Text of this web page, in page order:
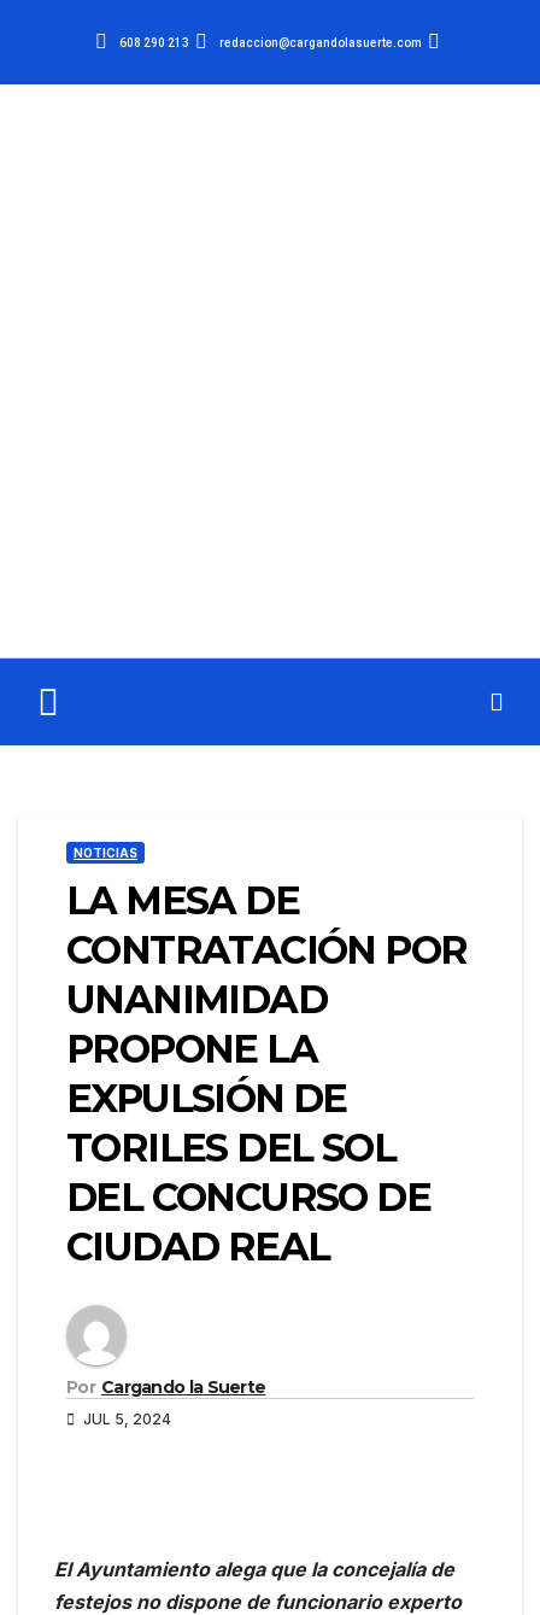
608 290 213 redaccion@cargandolasuerte.com
NOTICIAS
LA MESA DE
CONTRATACIÓN POR
UNANIMIDAD
PROPONE LA
EXPULSIÓN DE
TORILES DEL SOL
DEL CONCURSO DE
CIUDAD REAL
Por Cargando la Suerte
JUL 5, 2024
El Ayuntamiento alega que la concejalía de
festejos no dispone de funcionario experto